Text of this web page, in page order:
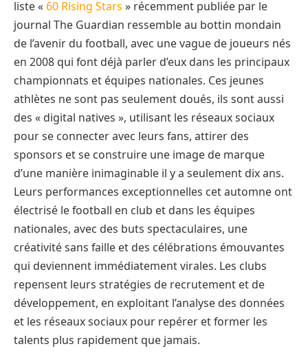
liste « 60 Rising Stars » récemment publiée par le
journal The Guardian ressemble au bottin mondain
de l’avenir du football, avec une vague de joueurs nés
en 2008 qui font déjà parler d’eux dans les principaux
championnats et équipes nationales. Ces jeunes
athlètes ne sont pas seulement doués, ils sont aussi
des « digital natives », utilisant les réseaux sociaux
pour se connecter avec leurs fans, attirer des
sponsors et se construire une image de marque
d’une manière inimaginable il y a seulement dix ans.
Leurs performances exceptionnelles cet automne ont
électrisé le football en club et dans les équipes
nationales, avec des buts spectaculaires, une
créativité sans faille et des célébrations émouvantes
qui deviennent immédiatement virales. Les clubs
repensent leurs stratégies de recrutement et de
développement, en exploitant l’analyse des données
et les réseaux sociaux pour repérer et former les
talents plus rapidement que jamais.